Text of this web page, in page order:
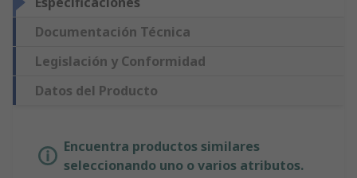
Documentación Técnica
Legislación y Conformidad
Datos del Producto
Encuentra productos similares
seleccionando uno o varios atributos.